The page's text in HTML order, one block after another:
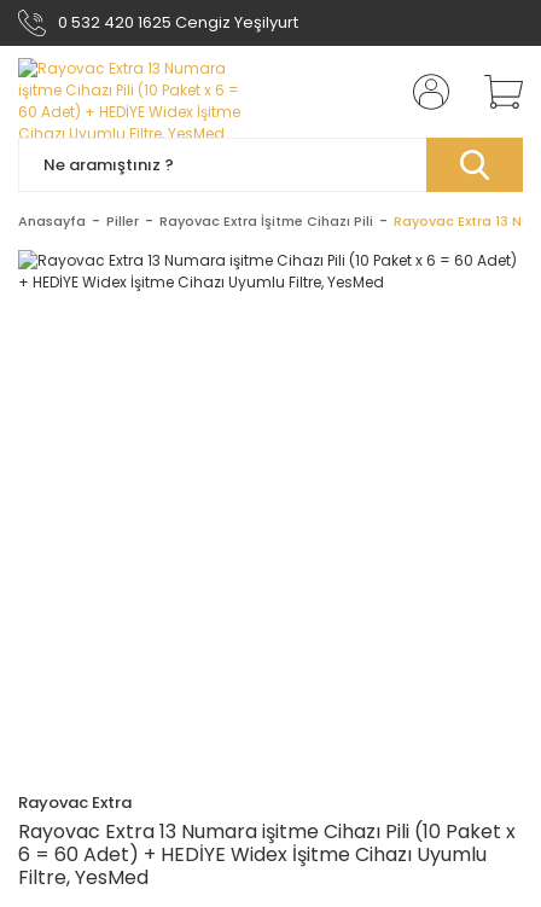
0 532 420 1625 Cengiz Yeşilyurt
Anasayfa Piller Rayovac Extra İşitme Cihazı Pili Rayovac Extra 13
Rayovac Extra
Rayovac Extra 13 Numara işitme Cihazı Pili (10 Paket x
6 = 60 Adet) + HEDİYE Widex İşitme Cihazı Uyumlu
Filtre, YesMed